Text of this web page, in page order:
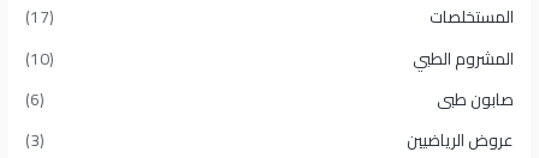
المستخلصات
(17)
المشروم الطبي
(10)
صابون طبى
(6)
عروض الرياضيين
(3)